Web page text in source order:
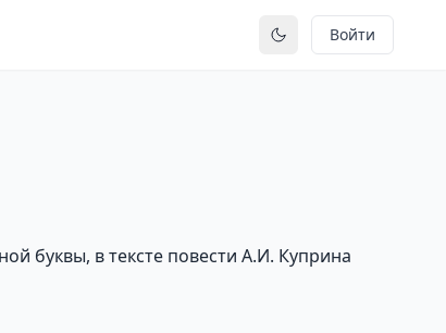
Переключить тему
Войти
буквы, в тексте повести А.И. Куприна